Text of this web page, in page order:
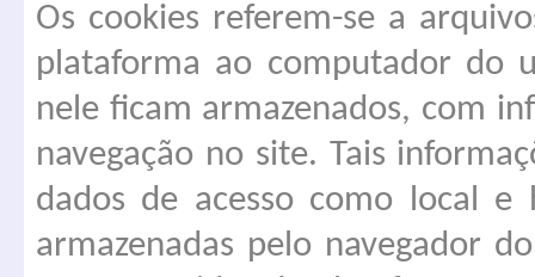
Os cookies referem-se a
plataforma ao computador do
nele ficam armazenados, com
navegação no site. Tais
dados de acesso como local e
armazenadas pelo navegador